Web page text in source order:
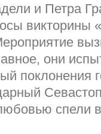
и Петра
викторины
они
поклонения
спели